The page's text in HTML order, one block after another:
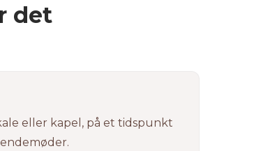
det
eller kapel, på et tidspunkt